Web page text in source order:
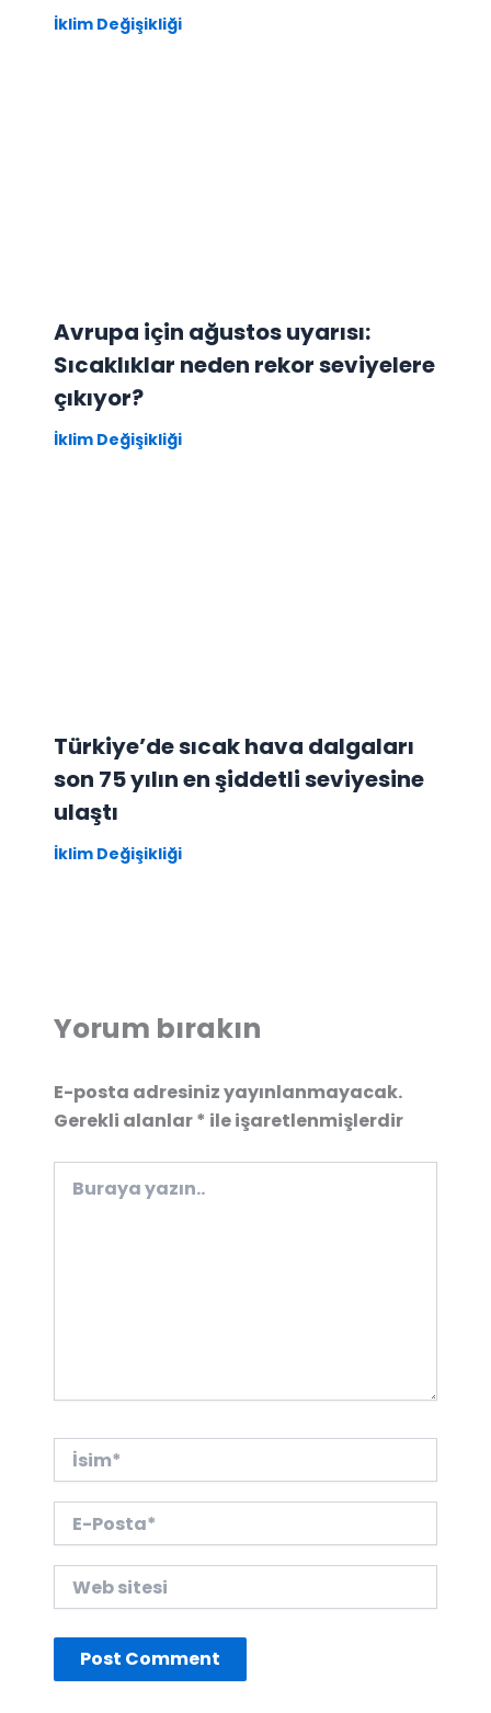
İklim Değişikliği
Avrupa için ağustos uyarısı:
Sıcaklıklar neden rekor seviyelere
çıkıyor?
İklim Değişikliği
Türkiye’de sıcak hava dalgaları
son 75 yılın en şiddetli seviyesine
ulaştı
İklim Değişikliği
Yorum bırakın
E-posta adresiniz yayınlanmayacak.
Gerekli alanlar* ile işaretlenmişlerdir
yazın..
İsim*
Posta*
sitesi